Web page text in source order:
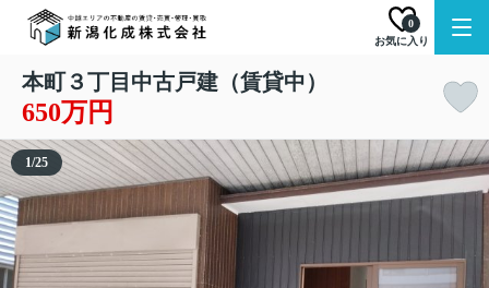
お気に入り
0
本町３丁目中古戸建（賃貸中）
650万円
1/25